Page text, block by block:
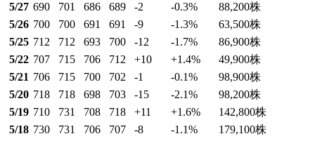
5/27 690 701 686 689 -2 -0.3% 88,200株
5/26 700 700 691 691 -9 -1.3% 63,500株
5/25 712 712 693 700 -12 -1.7% 86,900株
5/22 707 715 706 712 +10 +1.4% 49,900株
5/21 706 715 700 702 -1 -0.1% 98,900株
5/20 718 718 698 703 -15 -2.1% 98,200株
5/19 710 731 708 718 +11 +1.6% 142,800株
5/18 730 731 706 707 -8 -1.1% 179,100株